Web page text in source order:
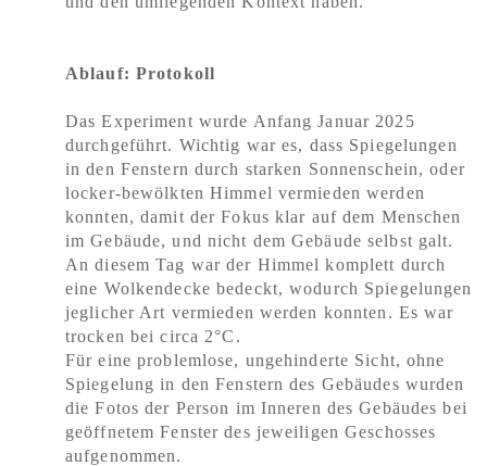
Ablauf: Protokoll
Das Experiment wurde Anfang Januar 2025
durchgeführt. Wichtig war es, dass Spiegelungen
in den Fenstern durch starken Sonnenschein, oder
locker-bewölkten Himmel vermieden werden
konnten, damit der Fokus klar auf dem Menschen
im Gebäude, und nicht dem Gebäude selbst galt.
An diesem Tag war der Himmel komplett durch
eine Wolkendecke bedeckt, wodurch Spiegelungen
jeglicher Art vermieden werden konnten. Es war
trocken bei circa 2°C.
Für eine problemlose, ungehinderte Sicht, ohne
Spiegelung in den Fenstern des Gebäudes wurden
die Fotos der Person im Inneren des Gebäudes bei
geöffnetem Fenster des jeweiligen Geschosses
aufgenommen.